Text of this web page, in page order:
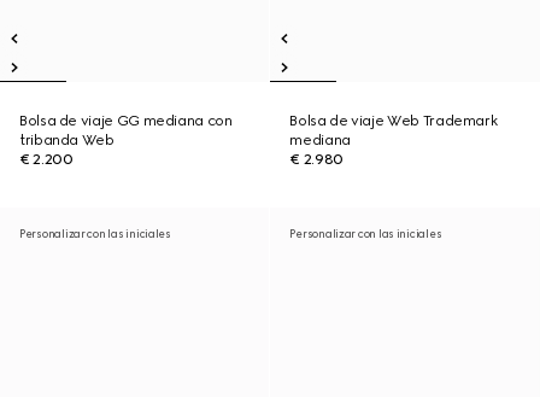
Bolsa de viaje GG mediana con
tribanda Web
€ 2.200
Bolsa de viaje Web Trademark
mediana
€ 2.980
Personalizar con las iniciales Personalizar con las iniciales